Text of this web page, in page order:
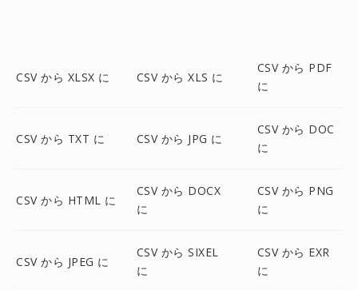
CSV から XLSX に CSV から XLS に
CSV から PDF
に
CSV から TXT に CSV から JPG に
CSV から DOC
に
CSV から HTML に
CSV から DOCX
に
CSV から PNG
に
CSV から JPEG に
CSV から SIXEL
に
CSV から EXR
に